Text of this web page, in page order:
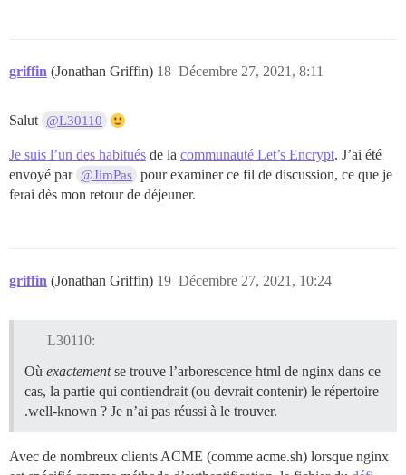
griffin (Jonathan Griffin) Décembre 27, 2021, 8:11
18
Salut @L30110
Je suis l’un des habitués de la communauté Let’s Encrypt. J’ai été
envoyé par @JimPas pour examiner ce fil de discussion, ce que je
ferai dès mon retour de déjeuner.
griffin (Jonathan Griffin) Décembre 27, 2021, 10:24
19
L30110:
Où exactementse trouve l’arborescence html de nginx dans ce
cas, la partie qui contiendrait (ou devrait contenir) le répertoire
.well-known ? Je n’ai pas réussi à le trouver.
Avec de nombreux clients ACME (comme acme.sh) lorsque nginx